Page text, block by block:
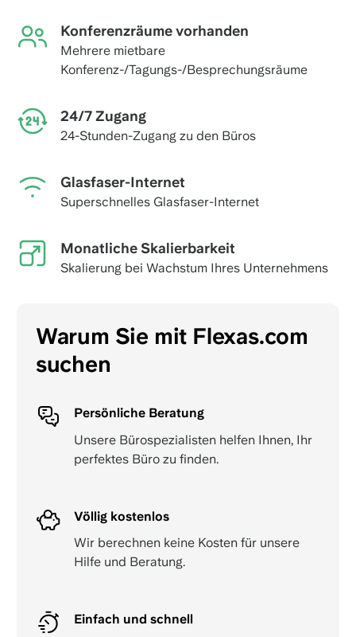
Konferenzräume vorhanden
Mehrere mietbare
Konferenz-/Tagungs-/Besprechungsräume
24/7 Zugang
24-Stunden-Zugang zu den Büros
Glasfaser-Internet
Superschnelles Glasfaser-Internet
Monatliche Skalierbarkeit
Skalierung bei Wachstum Ihres Unternehmens
Warum Sie mit Flexas.com
suchen
Persönliche Beratung
Unsere Bürospezialisten helfen Ihnen, Ihr
perfektes Büro zu finden.
Völlig kostenlos
Wir berechnen keine Kosten für unsere
Hilfe und Beratung.
Einfach und schnell